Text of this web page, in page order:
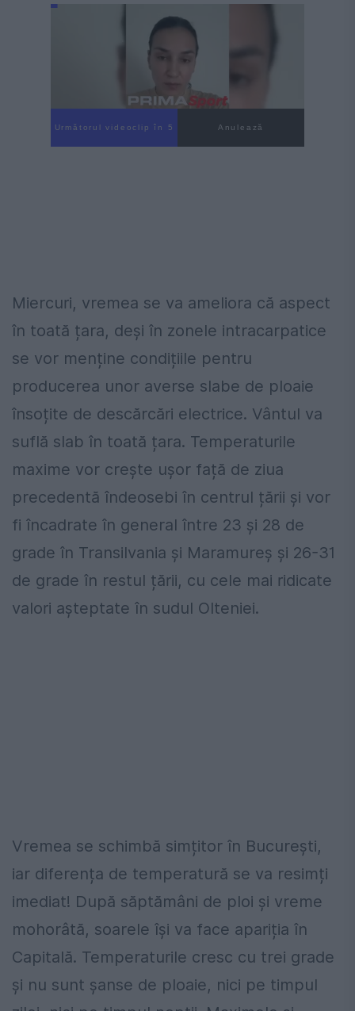
Următorul videoclip în 4 Anulează
Miercuri, vremea se va ameliora că aspect
în toată țara, deși în zonele intracarpatice
se vor menține condițiile pentru
producerea unor averse slabe de ploaie
însoțite de descărcări electrice. Vântul va
suflă slab în toată țara. Temperaturile
maxime vor crește ușor față de ziua
precedentă îndeosebi în centrul țării și vor
fi încadrate în general între 23 și 28 de
grade în Transilvania și Maramureș și 26-31
de grade în restul țării, cu cele mai ridicate
valori așteptate în sudul Olteniei.
Vremea se schimbă simțitor în București,
iar diferența de temperatură se va resimți
imediat! După săptămâni de ploi și vreme
mohorâtă, soarele își va face apariția în
Capitală. Temperaturile cresc cu trei grade
și nu sunt șanse de ploaie, nici pe timpul